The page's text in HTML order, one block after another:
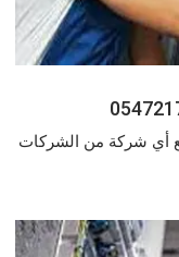
أي شركة من الشركات